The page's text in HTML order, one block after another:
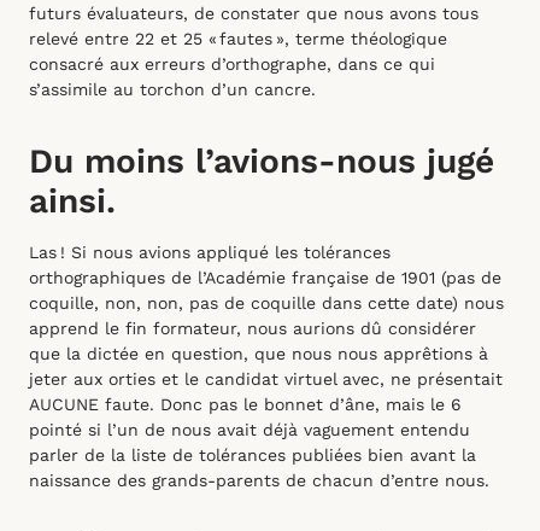
futurs évaluateurs, de constater que nous avons tous
relevé entre 22 et 25 « fautes », terme théologique
consacré aux erreurs d’orthographe, dans ce qui
s’assimile au torchon d’un cancre.
Du moins l’avions-nous jugé
ainsi.
Las ! Si nous avions appliqué les tolérances
orthographiques de l’Académie française de 1901 (pas de
coquille, non, non, pas de coquille dans cette date) nous
apprend le fin formateur, nous aurions dû considérer
que la dictée en question, que nous nous apprêtions à
jeter aux orties et le candidat virtuel avec, ne présentait
AUCUNE faute. Donc pas le bonnet d’âne, mais le 6
pointé si l’un de nous avait déjà vaguement entendu
parler de la liste de tolérances publiées bien avant la
naissance des grands-parents de chacun d’entre nous.